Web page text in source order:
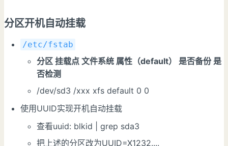
分区开机自动挂载
/etc/fstab
分区 挂载点 文件系统 属性（default） 是否备份 是
否检测
/dev/sd3 /xxx xfs default 0 0
使用UUID实现开机自动挂载
查看uuid: blkid | grep sda3
把上述的分区改为UUID=X1232....